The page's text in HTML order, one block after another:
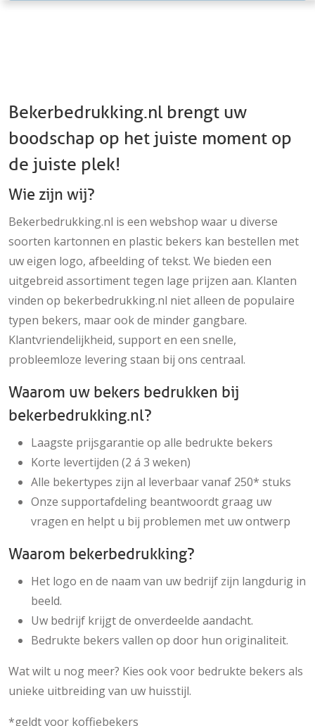
Bekerbedrukking.nl brengt uw
boodschap op het juiste moment op
de juiste plek!
Wie zijn wij?
Bekerbedrukking.nl is een webshop waar u diverse
soorten kartonnen en plastic bekers kan bestellen met
uw eigen logo, afbeelding of tekst. We bieden een
uitgebreid assortiment tegen lage prijzen aan. Klanten
vinden op bekerbedrukking.nl niet alleen de populaire
typen bekers, maar ook de minder gangbare.
Klantvriendelijkheid, support en een snelle,
probleemloze levering staan bij ons centraal.
Waarom uw bekers bedrukken bij
bekerbedrukking.nl?
Laagste prijsgarantie op alle bedrukte bekers
Korte levertijden (2 á 3 weken)
Alle bekertypes zijn al leverbaar vanaf 250* stuks
Onze supportafdeling beantwoordt graag uw
vragen en helpt u bij problemen met uw ontwerp
Waarom bekerbedrukking?
Het logo en de naam van uw bedrijf zijn langdurig in
beeld.
Uw bedrijf krijgt de onverdeelde aandacht.
Bedrukte bekers vallen op door hun originaliteit.
Wat wilt u nog meer? Kies ook voor bedrukte bekers als
unieke uitbreiding van uw huisstijl.
*geldt voor koffiebekers